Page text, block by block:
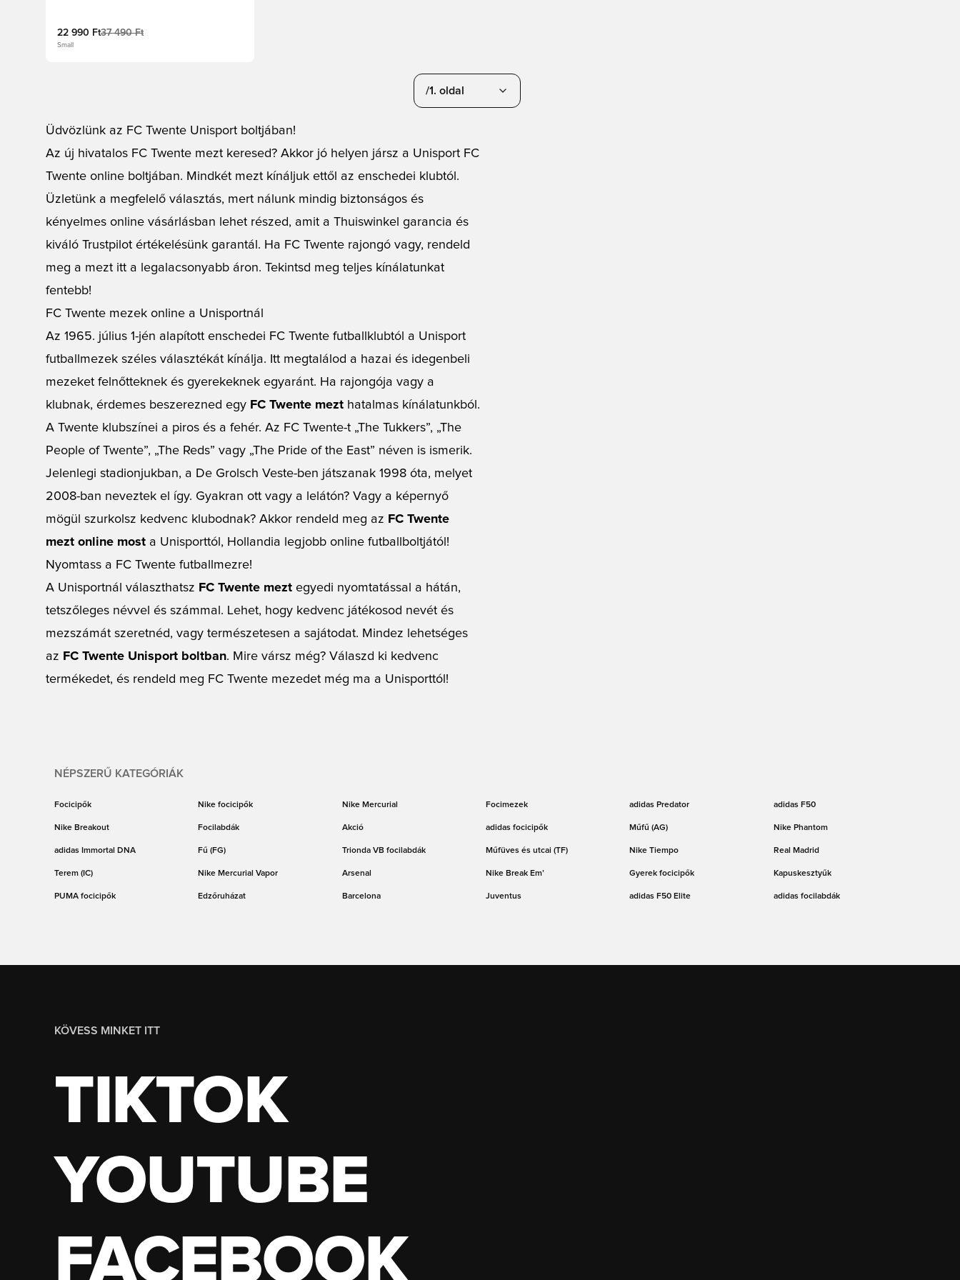
22 990 Ft37 490 Ft
Small
/1. oldal
Üdvözlünk az FC Twente Unisport boltjában!
Az új hivatalos FC Twente mezt keresed? Akkor jó helyen jársz a Unisport FC
Twente online boltjában. Mindkét mezt kínáljuk ettől az enschedei klubtól.
Üzletünk a megfelelő választás, mert nálunk mindig biztonságos és
kényelmes online vásárlásban lehet részed, amit a Thuiswinkel garancia és
kiváló Trustpilot értékelésünk garantál. Ha FC Twente rajongó vagy, rendeld
meg a mezt itt a legalacsonyabb áron. Tekintsd meg teljes kínálatunkat
fentebb!
FC Twente mezek online a Unisportnál
Az 1965. július 1-jén alapított enschedei FC Twente futballklubtól a Unisport
futballmezek széles választékát kínálja. Itt megtalálod a hazai és idegenbeli
mezeket felnőtteknek és gyerekeknek egyaránt. Ha rajongója vagy a
klubnak, érdemes beszerezned egy FC Twente mezt hatalmas kínálatunkból.
A Twente klubszínei a piros és a fehér. Az FC Twente-t „The Tukkers”, „The
People of Twente”, „The Reds” vagy „The Pride of the East” néven is ismerik.
Jelenlegi stadionjukban, a De Grolsch Veste-ben játszanak 1998 óta, melyet
2008-ban neveztek el így. Gyakran ott vagy a lelátón? Vagy a képernyő
mögül szurkolsz kedvenc klubodnak? Akkor rendeld meg az FC Twente
mezt online most a Unisporttól, Hollandia legjobb online futballboltjától!
Nyomtass a FC Twente futballmezre!
A Unisportnál választhatsz FC Twente mezt egyedi nyomtatással a hátán,
tetszőleges névvel és számmal. Lehet, hogy kedvenc játékosod nevét és
mezszámát szeretnéd, vagy természetesen a sajátodat. Mindez lehetséges
az FC Twente Unisport boltban. Mire vársz még? Válaszd ki kedvenc
termékedet, és rendeld meg FC Twente mezedet még ma a Unisporttól!
NÉPSZERŰ KATEGÓRIÁK
Focicipők Nike focicipők Nike Mercurial Focimezek adidas Predator adidas F50
Nike Breakout Focilabdák Akció adidas focicipők Műfű (AG) Nike Phantom
adidas Immortal DNA Fű (FG) Trionda VB focilabdák Műfüves és utcai (TF) Nike Tiempo Real Madrid
Terem (IC) Nike Mercurial Vapor Arsenal Nike Break Em’ Gyerek focicipők Kapuskesztyűk
PUMA focicipők Edzőruházat Barcelona Juventus adidas F50 Elite adidas focilabdák
KÖVESS MINKET ITT
TIKTOK
YOUTUBE
FACEBOOK